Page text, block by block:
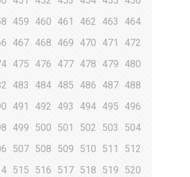
459 460 461 462 463
464
467 468 469 470 471
472
475 476 477 478 479
480
483 484 485 486 487 488
491 492 493 494 495
496
499 500 501 502 503
504
507 508 509 510 511
512
515 516 517 518 519
520